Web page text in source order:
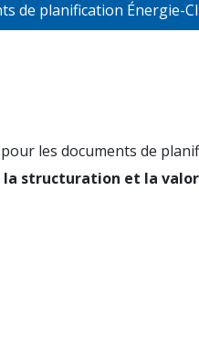
de planification Énergie-
les documents de
la structuration et la